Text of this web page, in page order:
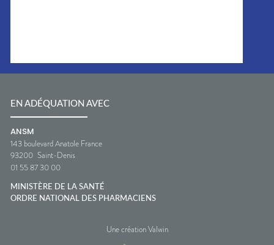
EN ADÉQUATION AVEC
ANSM
143 boulevard Anatole France
93200 Saint-Denis
01 55 87 30 00
MINISTÈRE DE LA SANTÉ
ORDRE NATIONAL DES PHARMACIENS
Une création Valwin